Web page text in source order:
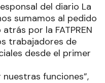
del diario La
sumamos al pedido
por la FATPREN
trabajadores de
desde el primer
funciones”,